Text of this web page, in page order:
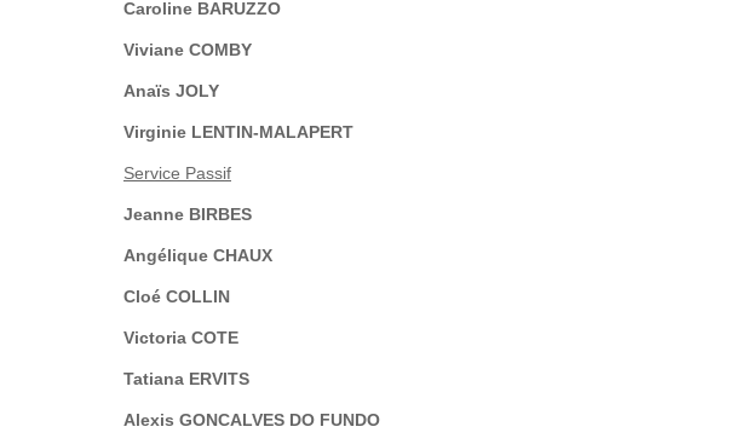
Caroline BARUZZO
Viviane COMBY
Anaïs JOLY
Virginie LENTIN-MALAPERT
Service Passif
Jeanne BIRBES
Angélique CHAUX
Cloé COLLIN
Victoria COTE
Tatiana ERVITS
Alexis GONCALVES DO FUNDO